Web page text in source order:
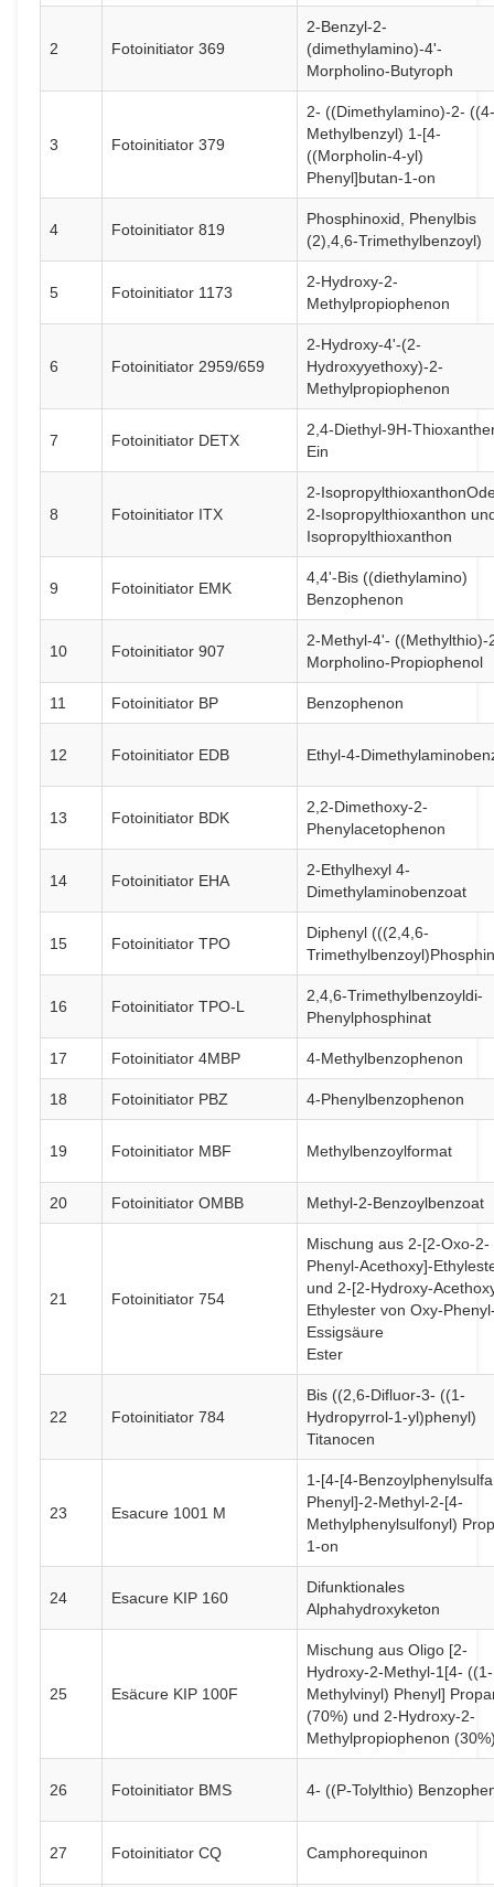
2 Fotoinitiator 369
2-Benzyl-2-
(dimethylamino)-4'-
Morpholino-Butyroph
3 Fotoinitiator 379
2- ((Dimethylamino)-2- ((4-
Methylbenzyl) 1-[4-
((Morpholin-4-yl)
Phenyl]butan-1-on
4 Fotoinitiator 819
Phosphinoxid, Phenylbis
(2),4,6-Trimethylbenzoyl)
5 Fotoinitiator 1173
2-Hydroxy-2-
Methylpropiophenon
6 Fotoinitiator 2959/659
2-Hydroxy-4'-(2-
Hydroxyyethoxy)-2-
Methylpropiophenon
7 Fotoinitiator DETX
2,4-Diethyl-9H-
Ein
8 Fotoinitiator ITX
2-Isopropylthioxanthon
2-Isopropylthioxanthon
Isopropylthioxanthon
9 Fotoinitiator EMK
4,4'-Bis ((diethylamino)
Benzophenon
10 Fotoinitiator 907
2-Methyl-4'- ((Methylthio)-
Morpholino-Propiophenol
11 Fotoinitiator BP Benzophenon
12 Fotoinitiator EDB Ethyl-4-
13 Fotoinitiator BDK
2,2-Dimethoxy-2-
Phenylacetophenon
14 Fotoinitiator EHA
2-Ethylhexyl 4-
Dimethylaminobenzoat
15 Fotoinitiator TPO
Diphenyl (((2,4,6-
16 Fotoinitiator TPO-L
2,4,6-Trimethylbenzoyldi-
Phenylphosphinat
17 Fotoinitiator 4MBP 4-Methylbenzophenon
18 Fotoinitiator PBZ 4-Phenylbenzophenon
19 Fotoinitiator MBF Methylbenzoylformat
20 Fotoinitiator OMBB Methyl-2-Benzoylbenzoat
21 Fotoinitiator 754
Mischung aus 2-[2-Oxo-2-
Phenyl-Acethoxy]-
und 2-[2-Hydroxy-
Ethylester von Oxy-
Essigsäure
Ester
22 Fotoinitiator 784
Bis ((2,6-Difluor-3- ((1-
Hydropyrrol-1-yl)phenyl)
Titanocen
23 Esacure 1001 M
1-[4-[4-
Phenyl]-2-Methyl-2-[4-
Methylphenylsulfonyl)
1-on
24 Esacure KIP 160
Difunktionales
Alphahydroxyketon
25 Esäcure KIP 100F
Mischung aus Oligo [2-
Hydroxy-2-Methyl-1[4- ((1-
Methylvinyl) Phenyl]
(70%) und 2-Hydroxy-2-
Methylpropiophenon
26 Fotoinitiator BMS 4- ((P-Tolylthio)
27 Fotoinitiator CQ Camphorequinon